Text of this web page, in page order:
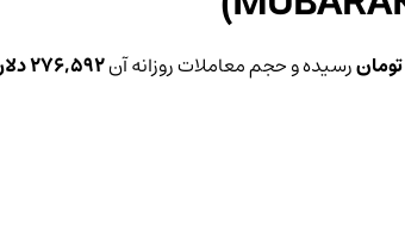
رسیده و حجم معاملات روزانه آن276,592 دلار